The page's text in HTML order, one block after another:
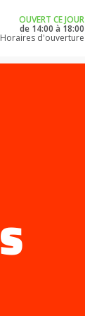
OUVERT CE JOUR
de 14:00 à 18:00
Horaires d'ouverture